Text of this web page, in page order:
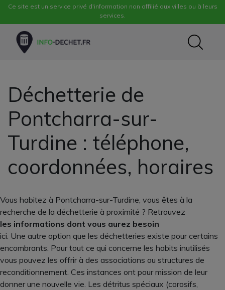
Ce site est un service privé d'information non affilié aux villes ou à leurs
services.
Déchetterie de
Pontcharra-sur-
Turdine : téléphone,
coordonnées, horaires
Vous habitez à Pontcharra-sur-Turdine, vous êtes à la
recherche de la déchetterie à proximité ? Retrouvez
les informations dont vous aurez besoin
ici. Une autre option que les déchetteries existe pour certains
encombrants. Pour tout ce qui concerne les habits inutilisés
vous pouvez les offrir à des associations ou structures de
reconditionnement. Ces instances ont pour mission de leur
donner une nouvelle vie. Les détritus spéciaux (corosifs,